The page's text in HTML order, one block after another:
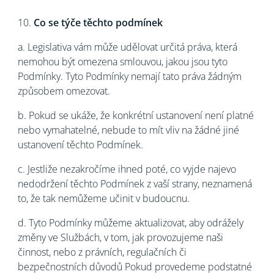
10. Co se týče těchto podmínek
a. Legislativa vám může udělovat určitá práva, která
nemohou být omezena smlouvou, jakou jsou tyto
Podmínky. Tyto Podmínky nemají tato práva žádným
způsobem omezovat.
b. Pokud se ukáže, že konkrétní ustanovení není platné
nebo vymahatelné, nebude to mít vliv na žádné jiné
ustanovení těchto Podmínek.
c. Jestliže nezakročíme ihned poté, co vyjde najevo
nedodržení těchto Podmínek z vaší strany, neznamená
to, že tak nemůžeme učinit v budoucnu.
d. Tyto Podmínky můžeme aktualizovat, aby odrážely
změny ve Službách, v tom, jak provozujeme naši
činnost, nebo z právních, regulačních či
bezpečnostních důvodů Pokud provedeme podstatné